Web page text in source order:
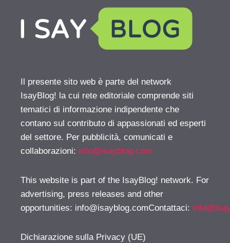
Il presente sito web è parte del network
IsayBlog! la cui rete editoriale comprende siti
tematici di informazione indipendente che
contano sul contributo di appassionati ed esperti
del settore. Per pubblicità, comunicati e
collaborazioni: info@isayblog.com
This website is part of the IsayBlog! network. For
advertising, press releases and other
opportunities: info@isayblog.comContattaci:
Dichiarazione sulla Privacy (UE)